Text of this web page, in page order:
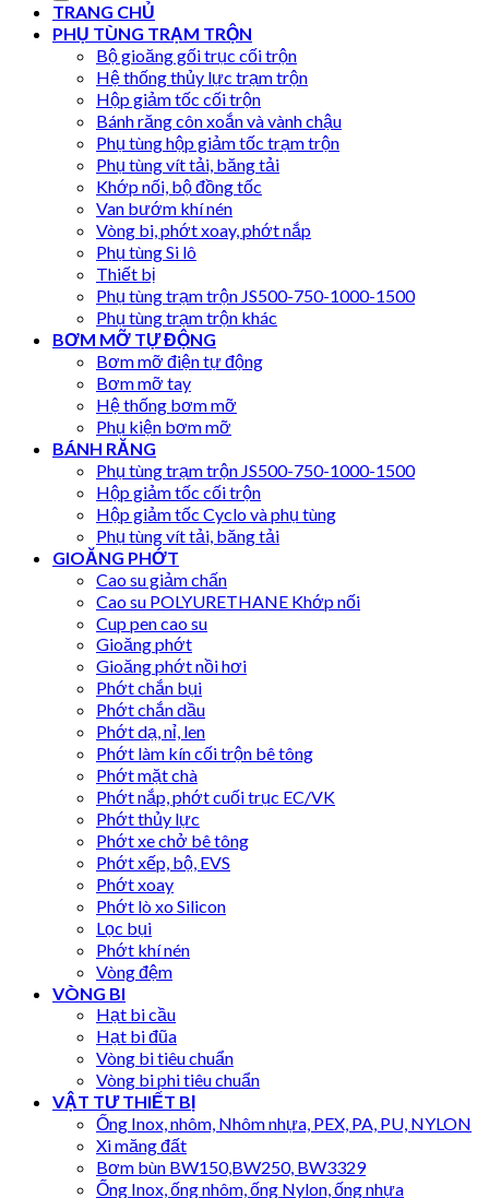
TRANG CHỦ
PHỤ TÙNG TRẠM TRỘN
Bộ gioăng gối trục cối trộn
Hệ thống thủy lực trạm trộn
Hộp giảm tốc cối trộn
Bánh răng côn xoắn và vành chậu
Phụ tùng hộp giảm tốc trạm trộn
Phụ tùng vít tải, băng tải
Khớp nối, bộ đồng tốc
Van bướm khí nén
Vòng bi, phớt xoay, phớt nắp
Phụ tùng Si lô
Thiết bị
Phụ tùng trạm trộn JS500-750-1000-1500
Phụ tùng trạm trộn khác
BƠM MỠ TỰ ĐỘNG
Bơm mỡ điện tự động
Bơm mỡ tay
Hệ thống bơm mỡ
Phụ kiện bơm mỡ
BÁNH RĂNG
Phụ tùng trạm trộn JS500-750-1000-1500
Hộp giảm tốc cối trộn
Hộp giảm tốc Cyclo và phụ tùng
Phụ tùng vít tải, băng tải
GIOĂNG PHỚT
Cao su giảm chấn
Cao su POLYURETHANE Khớp nối
Cup pen cao su
Gioăng phớt
Gioăng phớt nồi hơi
Phớt chắn bụi
Phớt chắn dầu
Phớt dạ, nỉ, len
Phớt làm kín cối trộn bê tông
Phớt mặt chà
Phớt nắp, phớt cuối trục EC/VK
Phớt thủy lực
Phớt xe chở bê tông
Phớt xếp, bộ, EVS
Phớt xoay
Phớt lò xo Silicon
Lọc bụi
Phớt khí nén
Vòng đệm
VÒNG BI
Hạt bi cầu
Hạt bi đũa
Vòng bi tiêu chuẩn
Vòng bi phi tiêu chuẩn
VẬT TƯ THIẾT BỊ
Ống Inox, nhôm, Nhôm nhựa, PEX, PA, PU, NYLON
Xi măng đất
Bơm bùn BW150,BW250, BW3329
Ống Inox, ống nhôm, ống Nylon, ống nhựa